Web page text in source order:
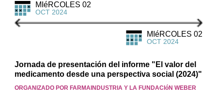
MIéRCOLES 02
OCT 2024
MIéRCOLES 02
OCT 2024
Jornada de presentación del informe "El valor del
medicamento desde una perspectiva social (2024)"
ORGANIZADO POR FARMAINDUSTRIA Y LA FUNDACIóN WEBER